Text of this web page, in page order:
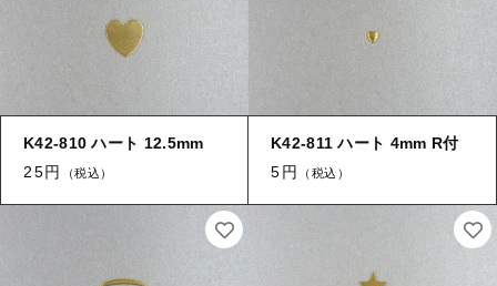
K42-810 ハート 12.5mm
25円
（税込）
K42-811 ハート 4mm R付
5円
（税込）